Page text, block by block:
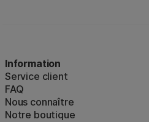
Information
Service client
FAQ
Nous connaître
Notre boutique